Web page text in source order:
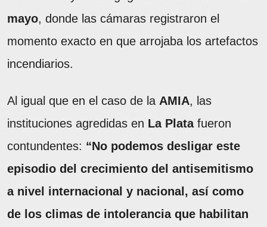
mayo, donde las cámaras registraron el
momento exacto en que arrojaba los artefactos
incendiarios.
Al igual que en el caso de la AMIA, las
instituciones agredidas en La Platafueron
contundentes: “No podemos desligar este
episodio del crecimiento del antisemitismo
a nivel internacional y nacional, así como
de los climas de intolerancia que habilitan